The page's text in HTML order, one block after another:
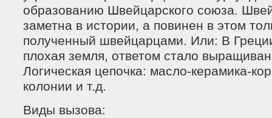
образованию Швейцарского союза.
заметна в истории, а повинен в этом
полученный швейцарцами. Или: В
плохая земля, ответом стало
Логическая цепочка: масло-керамика-
колонии и т.д.
Виды вызова: